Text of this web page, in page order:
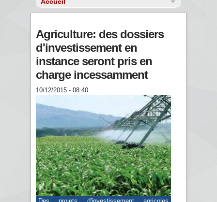
Agriculture: des dossiers
d'investissement en
instance seront pris en
charge incessamment
10/12/2015 - 08:40